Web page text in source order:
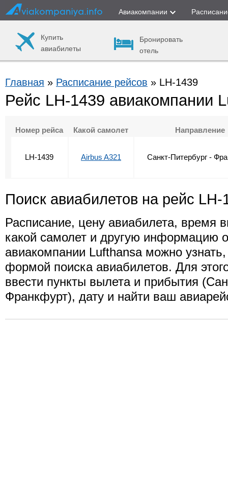
Авиакомпании
Купить
авиабилеты
Бронировать
отель
Главная » Расписание рейсов » LH-1439
Рейс LH-1439 авиакомпании
Номер рейса Какой самолет Направление
LH-1439 Airbus A321 Санкт-Питербург -
Поиск авиабилетов на рейс LH-
Расписание, цену авиабилета, время
какой самолет и другую информацию
авиакомпании Lufthansa можно
формой поиска авиабилетов. Для
ввести пункты вылета и прибытия
Франкфурт), дату и найти ваш